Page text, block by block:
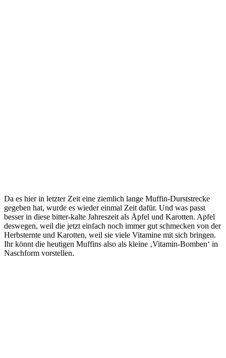
Da es hier in letzter Zeit eine ziemlich lange Muffin-Durststrecke
gegeben hat, wurde es wieder einmal Zeit dafür. Und was passt
besser in diese bitter-kalte Jahreszeit als Äpfel und Karotten. Apfel
deswegen, weil die jetzt einfach noch immer gut schmecken von der
Herbsternte und Karotten, weil sie viele Vitamine mit sich bringen.
Ihr könnt die heutigen Muffins also als kleine ‚Vitamin-Bomben‘ in
Naschform vorstellen.